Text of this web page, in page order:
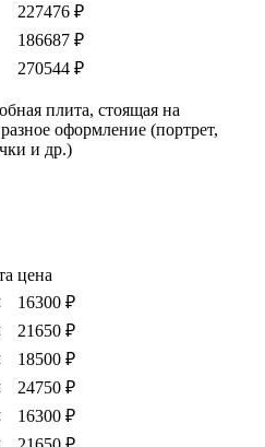
227476 ₽
186687 ₽
270544 ₽
плита, стоящая на
оформление (портрет,
и др.)
цена
16300 ₽
21650 ₽
18500 ₽
24750 ₽
16300 ₽